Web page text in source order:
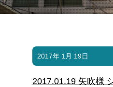
2017年 1月 19日
2017.01.19 矢吹様